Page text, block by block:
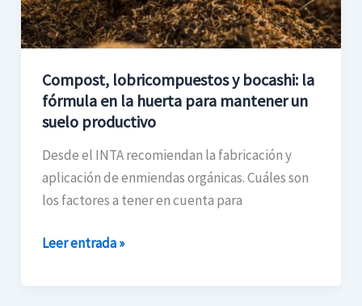
Compost, lobricompuestos y bocashi: la
fórmula en la huerta para mantener un
suelo productivo
Desde el INTA recomiendan la fabricación y
aplicación de enmiendas orgánicas. Cuáles son
los factores a tener en cuenta para
en
la
para
mantener
un
suelo
productivo
Leer entrada »